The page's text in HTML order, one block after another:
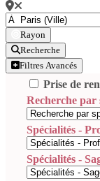
Rayon
Recherche
Filtres Avancés
Prise de
Recherche par
Spécialités -
Spécialités -